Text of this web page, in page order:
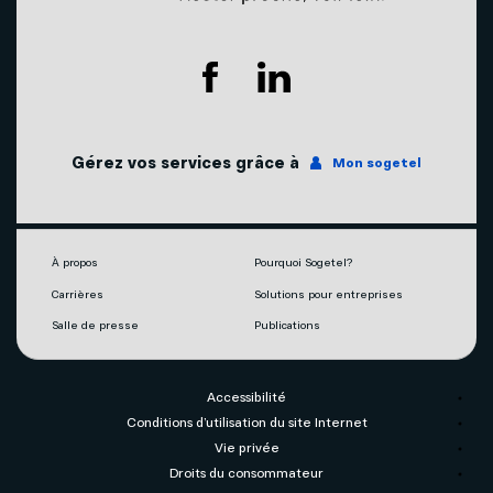
Mobilité
Capsules vidéos
Nos succursales
Agents mobilité autorisés
Gérez vos services grâce à Mon sogetel
À propos Pourquoi Sogetel?
Carrières Solutions pour entreprises
Salle de presse Publications
Accessibilité
Conditions d’utilisation du site Internet
Vie privée
Droits du consommateur